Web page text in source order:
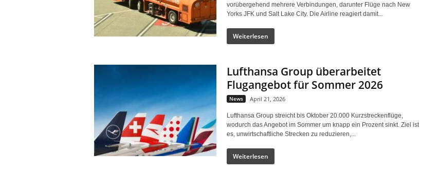
vorübergehend mehrere Verbindungen, darunter Flüge nach New
Yorks JFK und Salt Lake City. Die Airline reagiert damit...
Weiterlesen
Lufthansa Group überarbeitet
Flugangebot für Sommer 2026
News April 21, 2026
Lufthansa Group streicht bis Oktober 20.000 Kurzstreckenflüge,
wodurch das Angebot im Sommer um knapp ein Prozent sinkt. Ziel ist
es, unwirtschaftliche Strecken zu reduzieren,...
Weiterlesen